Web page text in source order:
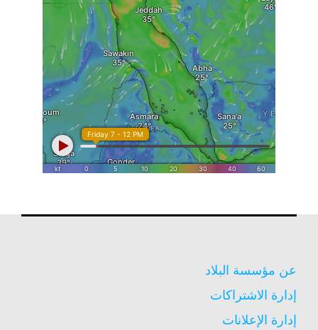
عن مؤسسة البلاد
إدارة الاشتراكات
إدارة الإعلانات